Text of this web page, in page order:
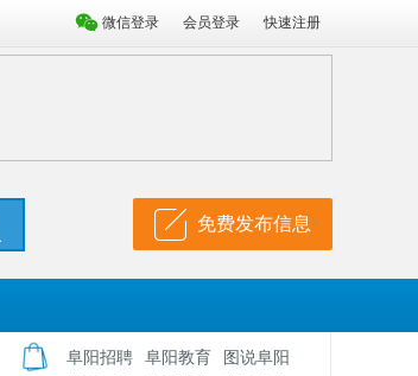
微信登录 会员登录 快速注册
免费发布信息
阜阳招聘 阜阳教育
图说阜阳